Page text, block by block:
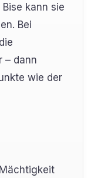
kann sie
Bei
– dann
wie der